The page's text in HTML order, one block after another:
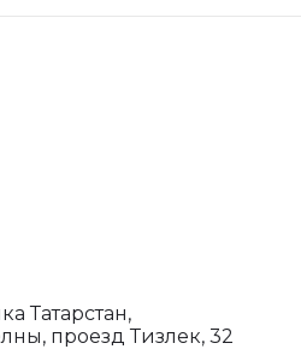
Татарстан,
проезд Тизлек, 32